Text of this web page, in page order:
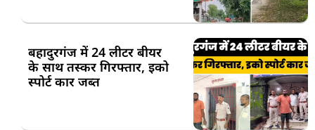
बहादुरगंज में 24 लीटर बीयर
के साथ तस्कर गिरफ्तार, इको
स्पोर्ट कार जब्त